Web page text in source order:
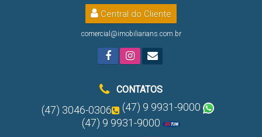
Central do Cliente
comercial@imobiliarians.com.br
CONTATOS
(47) 3046-0306
(47) 9 9931-9000
(47) 9 9931-9000